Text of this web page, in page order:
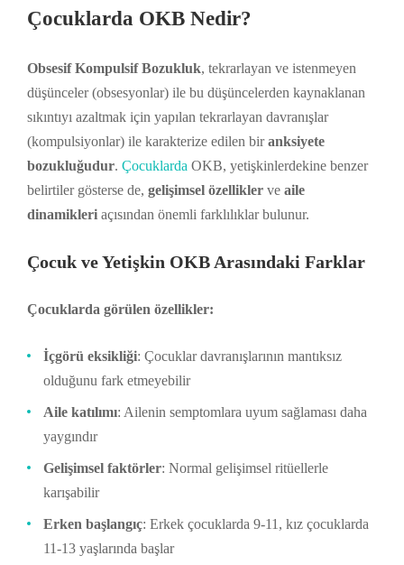
Çocuklarda OKB Nedir?
Obsesif Kompulsif Bozukluk, tekrarlayan ve istenmeyen
düşünceler (obsesyonlar) ile bu düşüncelerden kaynaklanan
sıkıntıyı azaltmak için yapılan tekrarlayan davranışlar
(kompulsiyonlar) ile karakterize edilen biranksiyete
bozukluğudur. Çocuklarda OKB, yetişkinlerdekine benzer
belirtiler gösterse de, gelişimsel özellikler ve aile
dinamikleri açısından önemli farklılıklar bulunur.
Çocuk ve Yetişkin OKB Arasındaki Farklar
Çocuklarda görülen özellikler:
İçgörü eksikliği: Çocuklar davranışlarının mantıksız
olduğunu fark etmeyebilir
Aile katılımı: Ailenin semptomlara uyum sağlaması daha
yaygındır
Gelişimsel faktörler: Normal gelişimsel ritüellerle
karışabilir
Erken başlangıç: Erkek çocuklarda 9-11, kız çocuklarda
11-13 yaşlarında başlar